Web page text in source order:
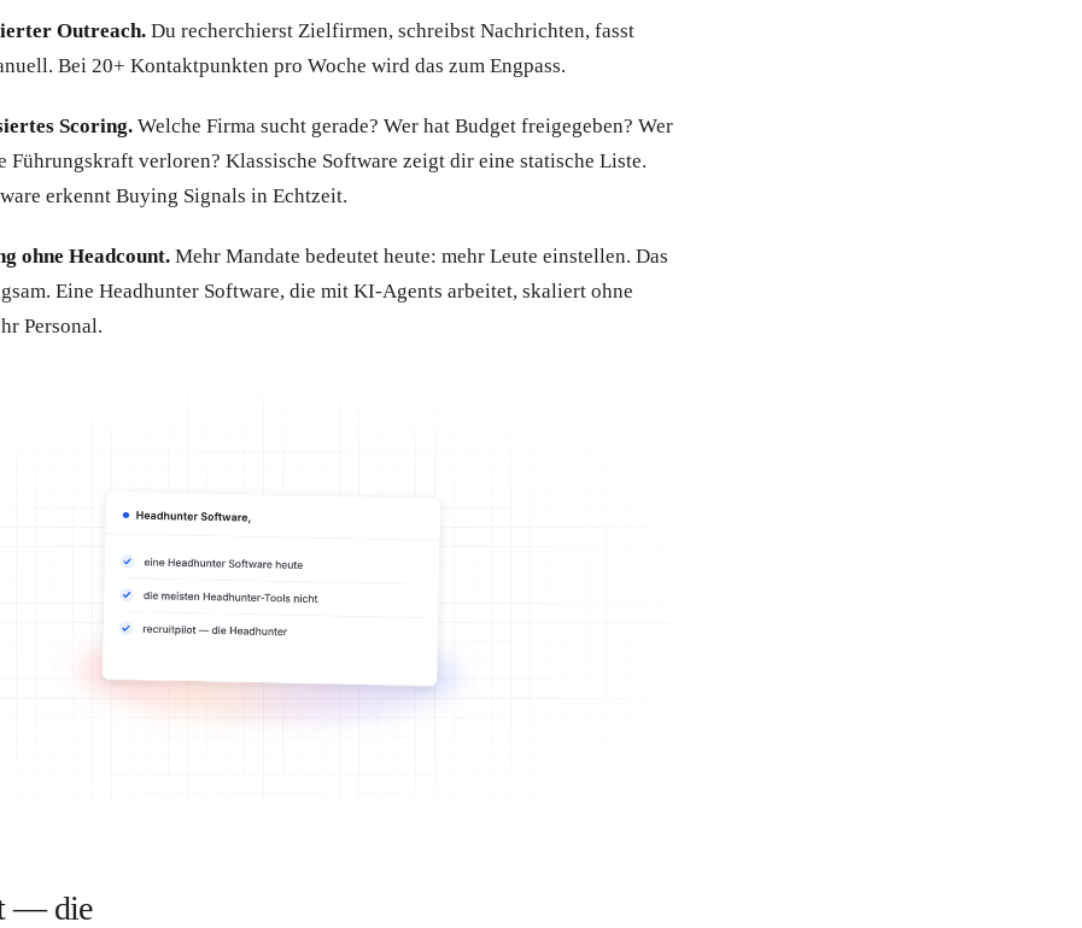
Outreach. Du recherchierst Zielfirmen, schreibst Nachrichten, fasst
Bei 20+ Kontaktpunkten pro Woche wird das zum Engpass.
Scoring. Welche Firma sucht gerade? Wer hat Budget freigegeben? Wer
Führungskraft verloren? Klassische Software zeigt dir eine statische Liste.
erkennt Buying Signals in Echtzeit.
ohne Headcount. Mehr Mandate bedeutet heute: mehr Leute einstellen. Das
Eine Headhunter Software, die mit KI-Agents arbeitet, skaliert ohne
Personal.
— die